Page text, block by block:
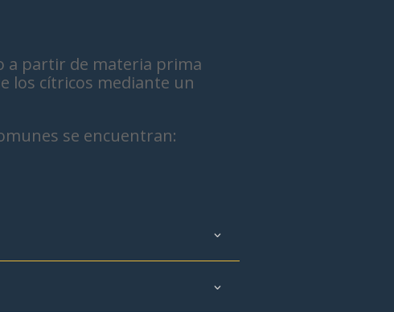
a partir de materia prima
los cítricos mediante un
se encuentran: